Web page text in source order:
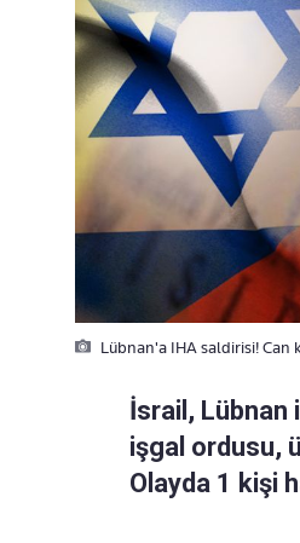
Lübnan'a IHA saldirisi! Can
İsrail, Lübnan
işgal ordusu,
Olayda 1 kişi